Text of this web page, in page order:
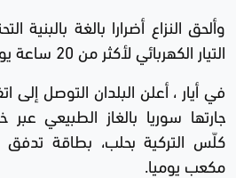
وألحق النزاع أضرارا بالغة بالبنية
التيار الكهربائي لأكثر من 20 ساعة يوميا.
في أيار ، أعلن البلدان التوصل إلى
جارتها سوريا بالغاز الطبيعي
كلّس التركية بحلب، بطاقة تدفق
مكعب يوميا.